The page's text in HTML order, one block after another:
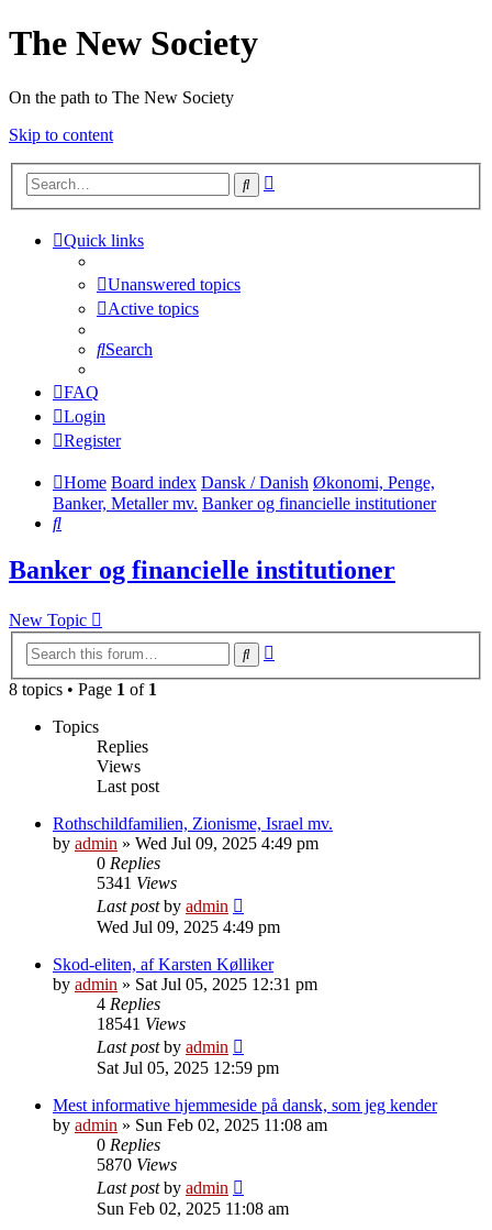
The New Society
On the path to The New Society
Skip to content
Search
Quick links
Unanswered topics
Active topics
Search
FAQ
Login
Register
Home Board index Dansk / Danish Økonomi, Penge,
Banker, Metaller mv. Banker og financielle institutioner
Search
Banker og financielle institutioner
New Topic
Search
8 topics • Page 1 of 1
Topics
Replies
Views
Last post
Rothschildfamilien, Zionisme, Israel mv.
by admin » Wed Jul 09, 2025 4:49 pm
0 Replies
5341 Views
Last postby admin
Wed Jul 09, 2025 4:49 pm
Skod-eliten, af Karsten Kølliker
by admin » Sat Jul 05, 2025 12:31 pm
4 Replies
18541 Views
Last postby admin
Sat Jul 05, 2025 12:59 pm
Mest informative hjemmeside på dansk, som jeg kender
by admin » Sun Feb 02, 2025 11:08 am
0 Replies
5870 Views
Last postby admin
Sun Feb 02, 2025 11:08 am